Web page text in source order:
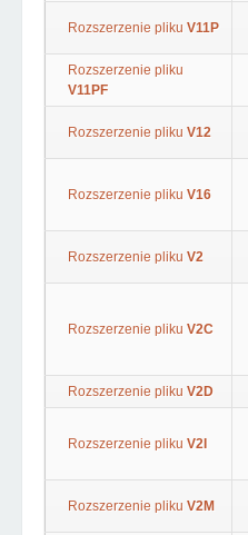
Rozszerzenie pliku V11P
Rozszerzenie pliku
V11PF
Rozszerzenie pliku V12
Rozszerzenie pliku V16
Rozszerzenie pliku V2
Rozszerzenie pliku V2C
Rozszerzenie pliku V2D
Rozszerzenie pliku V2I
Rozszerzenie pliku V2M